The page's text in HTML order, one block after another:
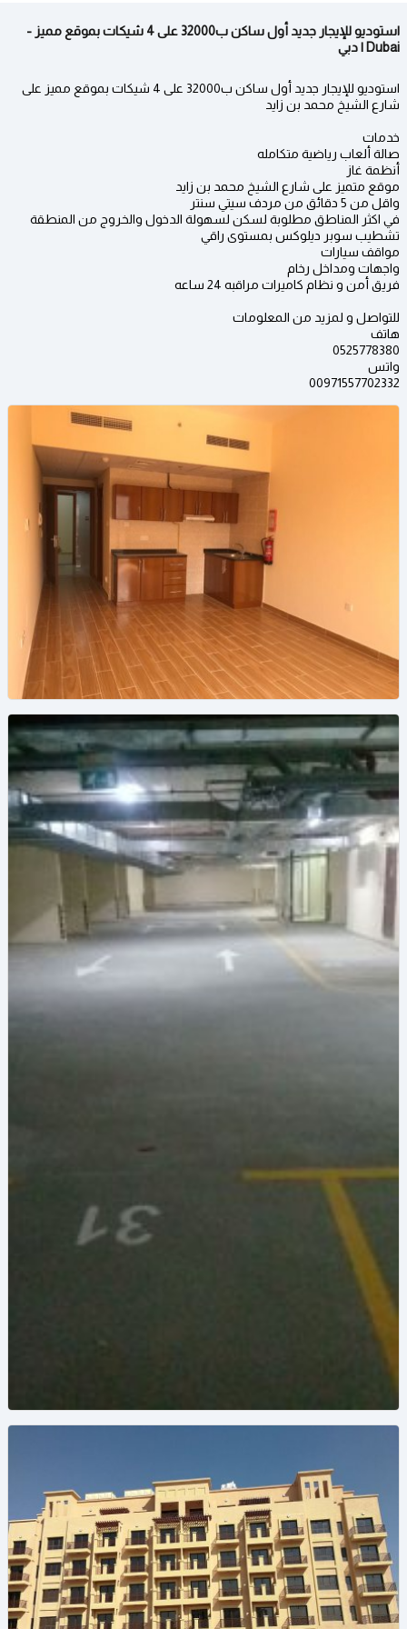
استوديو للإيجار جديد أول ساكن ب32000 على 4 شيكات بموقع مميز -
Dubai | دبي
استوديو للإيجار جديد أول ساكن ب32000 على 4 شيكات بموقع مميز على
شارع الشيخ محمد بن زايد
خدمات
صالة ألعاب رياضية متكامله
أنظمة غاز
موقع متميز على شارع الشيخ محمد بن زايد
واقل من 5 دقائق من مردف سيتي سنتر
في اكثر المناطق مطلوبة لسكن لسهولة الدخول والخروج من المنطقة
تشطيب سوبر ديلوكس بمستوى راقي
مواقف سيارات
واجهات ومداخل رخام
فريق أمن و نظام كاميرات مراقبه 24 ساعه
للتواصل و لمزيد من المعلومات
هاتف
0525778380
واتس
00971557702332